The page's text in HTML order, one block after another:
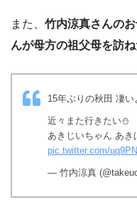
また、 竹内涼真さんの
んが母方の祖父母を訪
15年ぶりの秋田 凄い
近々また行きたい⛄️
あきじいちゃん あ
pic.twitter.com/
— 竹内涼真